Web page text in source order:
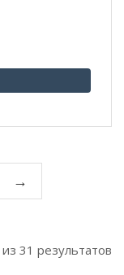
→
из 31 результатов